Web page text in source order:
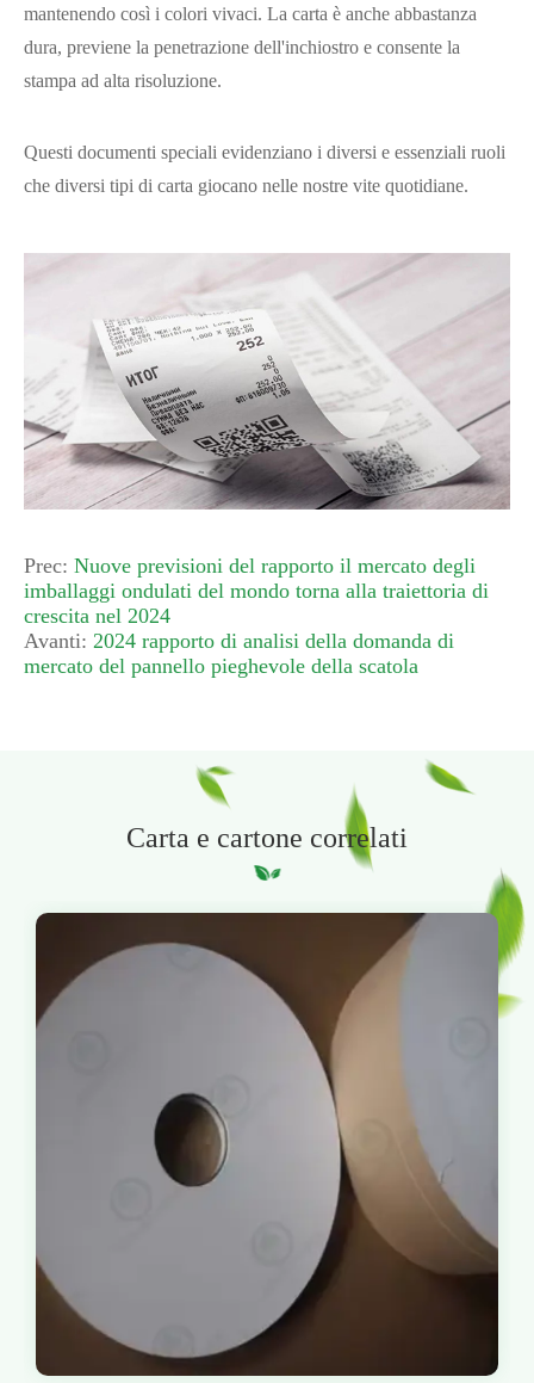
mantenendo così i colori vivaci. La carta è anche abbastanza
dura, previene la penetrazione dell'inchiostro e consente la
stampa ad alta risoluzione.
Questi documenti speciali evidenziano i diversi e essenziali ruoli
che diversi tipi di carta giocano nelle nostre vite quotidiane.
Prec: Nuove previsioni del rapporto il mercato degli
imballaggi ondulati del mondo torna alla traiettoria di
crescita nel 2024
Avanti: 2024 rapporto di analisi della domanda di
mercato del pannello pieghevole della scatola
Carta e cartone correlati